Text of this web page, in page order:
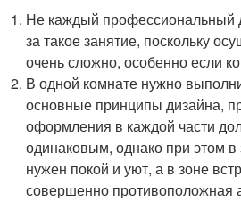
Не каждый профессиональный
за такое занятие, поскольку
очень сложно, особенно если
В одной комнате нужно
основные принципы дизайна,
оформления в каждой части
одинаковым, однако при этом в
нужен покой и уют, а в зоне
совершенно противоположная